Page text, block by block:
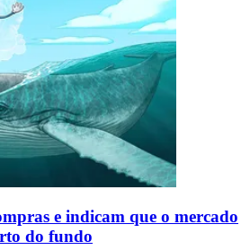
e indicam que o mercado
do fundo